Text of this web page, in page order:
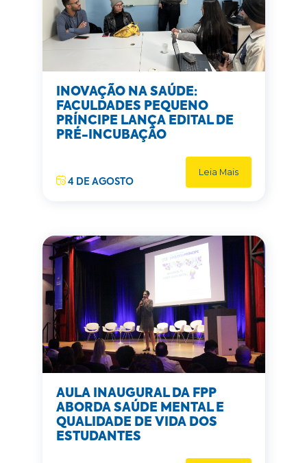
INOVAÇÃO NA SAÚDE:
FACULDADES PEQUENO
PRÍNCIPE LANÇA EDITAL DE
PRÉ-INCUBAÇÃO
4 DE AGOSTO
Leia Mais
AULA INAUGURAL DA FPP
ABORDA SAÚDE MENTAL E
QUALIDADE DE VIDA DOS
ESTUDANTES